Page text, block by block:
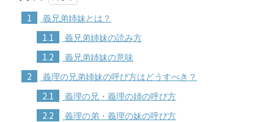
1 義兄弟姉妹とは？
1.1 義兄弟姉妹の読み方
1.2 義兄弟姉妹の意味
2 義理の兄弟姉妹の呼び方はどうすべき？
2.1 義理の兄・義理の姉の呼び方
2.2 義理の弟・義理の妹の呼び方